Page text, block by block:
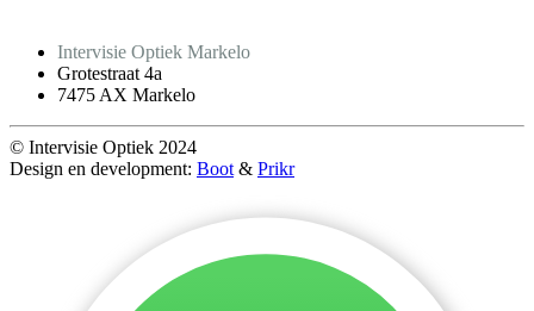
Intervisie Optiek Markelo
Grotestraat 4a
7475 AX Markelo
© Intervisie Optiek 2024
Design en development: Boot & Prikr